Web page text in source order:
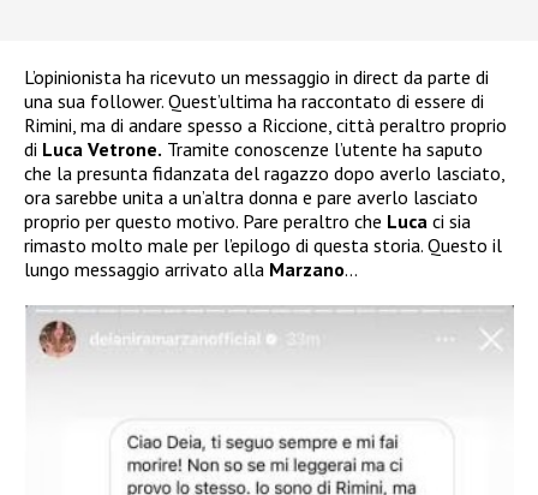
L’opinionista ha ricevuto un messaggio in direct da parte di
una sua follower. Quest’ultima ha raccontato di essere di
Rimini, ma di andare spesso a Riccione, città peraltro proprio
di Luca Vetrone. Tramite conoscenze l’utente ha saputo
che la presunta fidanzata del ragazzo dopo averlo lasciato,
ora sarebbe unita a un’altra donna e pare averlo lasciato
proprio per questo motivo. Pare peraltro che Luca ci sia
rimasto molto male per l’epilogo di questa storia. Questo il
lungo messaggio arrivato alla Marzano…